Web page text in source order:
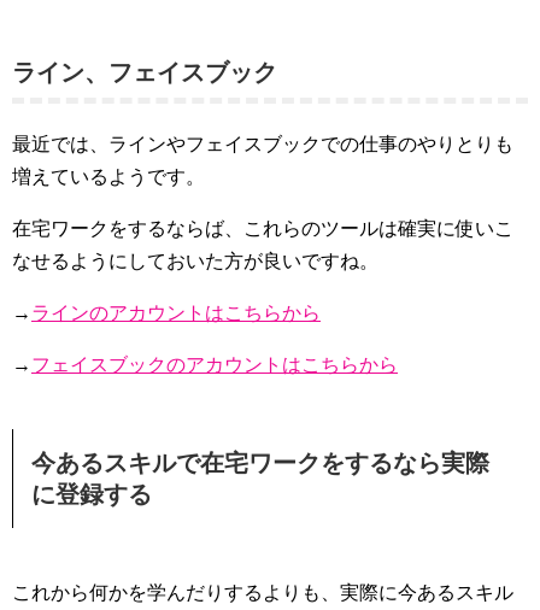
ライン、フェイスブック
最近では、ラインやフェイスブックでの仕事のやりとりも
増えているようです。
在宅ワークをするならば、これらのツールは確実に使いこ
なせるようにしておいた方が良いですね。
→ ラインのアカウントはこちらから
→ フェイスブックのアカウントはこちらから
今あるスキルで在宅ワークをするなら実際
に登録する
これから何かを学んだりするよりも、実際に今あるスキル